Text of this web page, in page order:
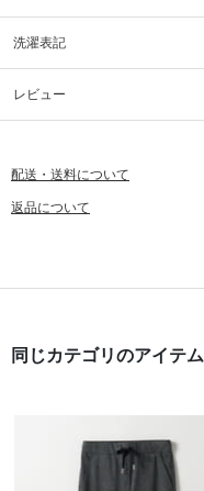
洗濯表記
レビュー
配送・送料について
返品について
同じカテゴリのアイテム